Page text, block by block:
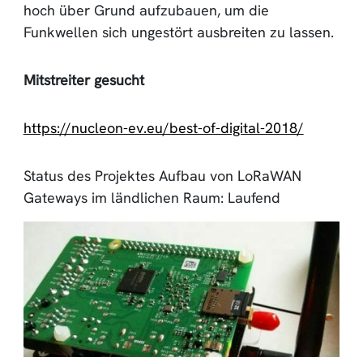
hoch über Grund aufzubauen, um die
Funkwellen sich ungestört ausbreiten zu lassen.
Mitstreiter gesucht
https://nucleon-ev.eu/best-of-digital-2018/
Status des Projektes Aufbau von LoRaWAN
Gateways im ländlichen Raum: Laufend